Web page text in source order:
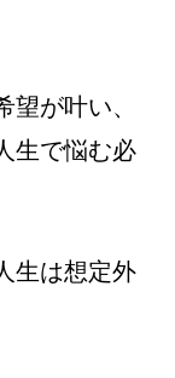
が叶い、
生で悩む必
生は想定外